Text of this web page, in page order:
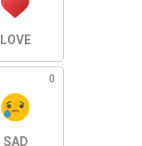
LOVE
0
SAD